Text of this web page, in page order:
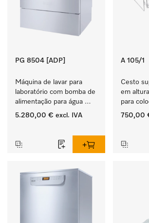
PG 8504 [ADP]
Máquina de lavar para
laboratório com bomba de
alimentação para água
desmineralizada.
5.280,00 € excl. IVA
A 105/1
Cesto
em
para
conj.
750,00